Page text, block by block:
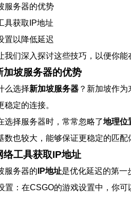
服务器的优势
具获取IP地址
置以降低延迟
我们深入探讨这些技巧，以便你
加坡服务器的优势
么选择新加坡服务器 ？新加坡作
稳定的连接。
选择服务器时，常常忽略了地理位
数也较大，能够保证更稳定的匹配
络工具获取IP地址
服务器的 IP地址是优化延迟的第一
置：在CSGO的游戏设置中，你